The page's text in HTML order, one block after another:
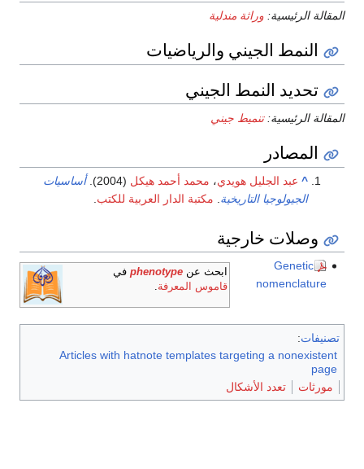
المقالة الرئيسية: وراثة مندلية
النمط الجيني والرياضيات
تحديد النمط الجيني
المقالة الرئيسية:تنميط جيني
المصادر
^ عبد الجليل هويدي، محمد أحمد هيكل (2004).
أساسيات
الجيولوجيا التاريخية
مكتبة الدار العربية للكتب
وصلات خارجية
ابحث عنphenotype في
قاموس المعرفة.
Genetic
nomenclature
تصنيفات:
Articles with hatnote templates targeting a nonexistent
page
مورثات
تعدد الأشكال